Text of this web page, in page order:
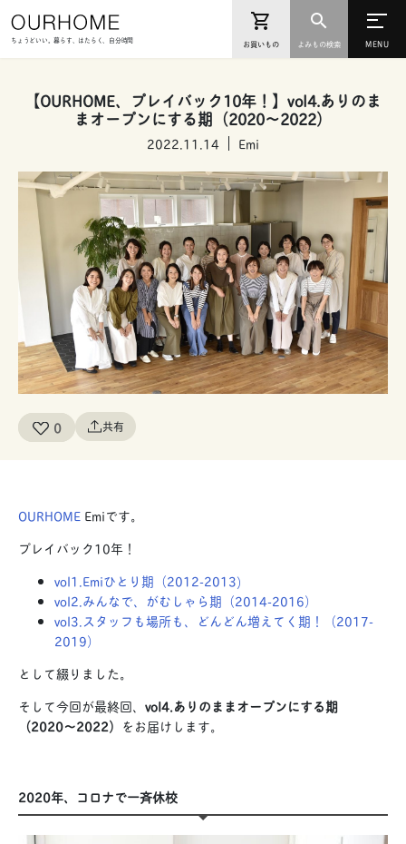
ちょうどいい。暮らす、はたらく、自分時間
【OURHOME、プレイバック10年！】vol4.ありのま
まオープンにする期（2020〜2022）
2022.11.14 Emi
0 共有
OURHOME Emiです。
プレイバック10年！
vol1.Emiひとり期（2012-2013)
vol2.みんなで、がむしゃら期（2014-2016）
vol3.スタッフも場所も、どんどん増えてく期！（2017-
2019）
として綴りました。
そして今回が最終回、 vol4.ありのままオープンにする期
（2020〜2022） をお届けします。
2020年、コロナで一斉休校
お買いもの よみもの検索